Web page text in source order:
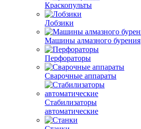
Краскопульты
Лобзики
Машины алмазного бурения
Перфораторы
Сварочные аппараты
Стабилизаторы
автоматические